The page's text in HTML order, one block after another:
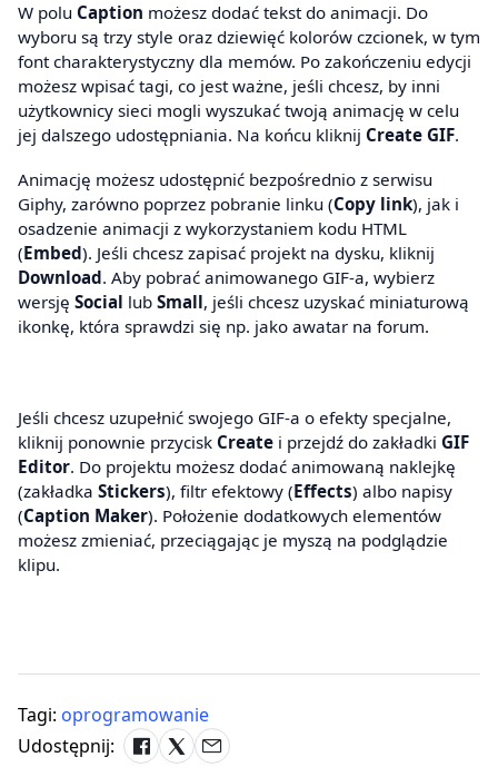
W polu Caption możesz dodać tekst do animacji. Do
wyboru są trzy style oraz dziewięć kolorów czcionek, w tym
font charakterystyczny dla memów. Po zakończeniu edycji
możesz wpisać tagi, co jest ważne, jeśli chcesz, by inni
użytkownicy sieci mogli wyszukać twoją animację w celu
jej dalszego udostępniania. Na końcu kliknij Create GIF.
Animację możesz udostępnić bezpośrednio z serwisu
Giphy, zarówno poprzez pobranie linku (Copy link), jak i
osadzenie animacji z wykorzystaniem kodu HTML
(Embed). Jeśli chcesz zapisać projekt na dysku, kliknij
Download. Aby pobrać animowanego GIF-a, wybierz
wersję Social lub Small, jeśli chcesz uzyskać miniaturową
ikonkę, która sprawdzi się np. jako awatar na forum.
Jeśli chcesz uzupełnić swojego GIF-a o efekty specjalne,
kliknij ponownie przycisk Create i przejdź do zakładki GIF
Editor. Do projektu możesz dodać animowaną naklejkę
(zakładka Stickers), filtr efektowy (Effects) albo napisy
(Caption Maker). Położenie dodatkowych elementów
możesz zmieniać, przeciągając je myszą na podglądzie
klipu.
Tagi: oprogramowanie
Udostępnij: